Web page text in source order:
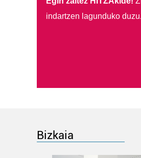
indartzen lagunduko duzu.
Bizkaia